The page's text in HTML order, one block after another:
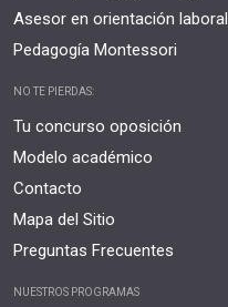
Asesor en orientación laboral
Pedagogía Montessori
NO TE PIERDAS:
Tu concurso oposición
Modelo académico
Contacto
Mapa del Sitio
Preguntas Frecuentes
NUESTROS PROGRAMAS